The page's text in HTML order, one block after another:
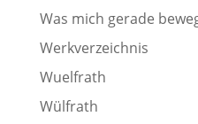
Was mich gerade
Werkverzeichnis
Wuelfrath
Wülfrath